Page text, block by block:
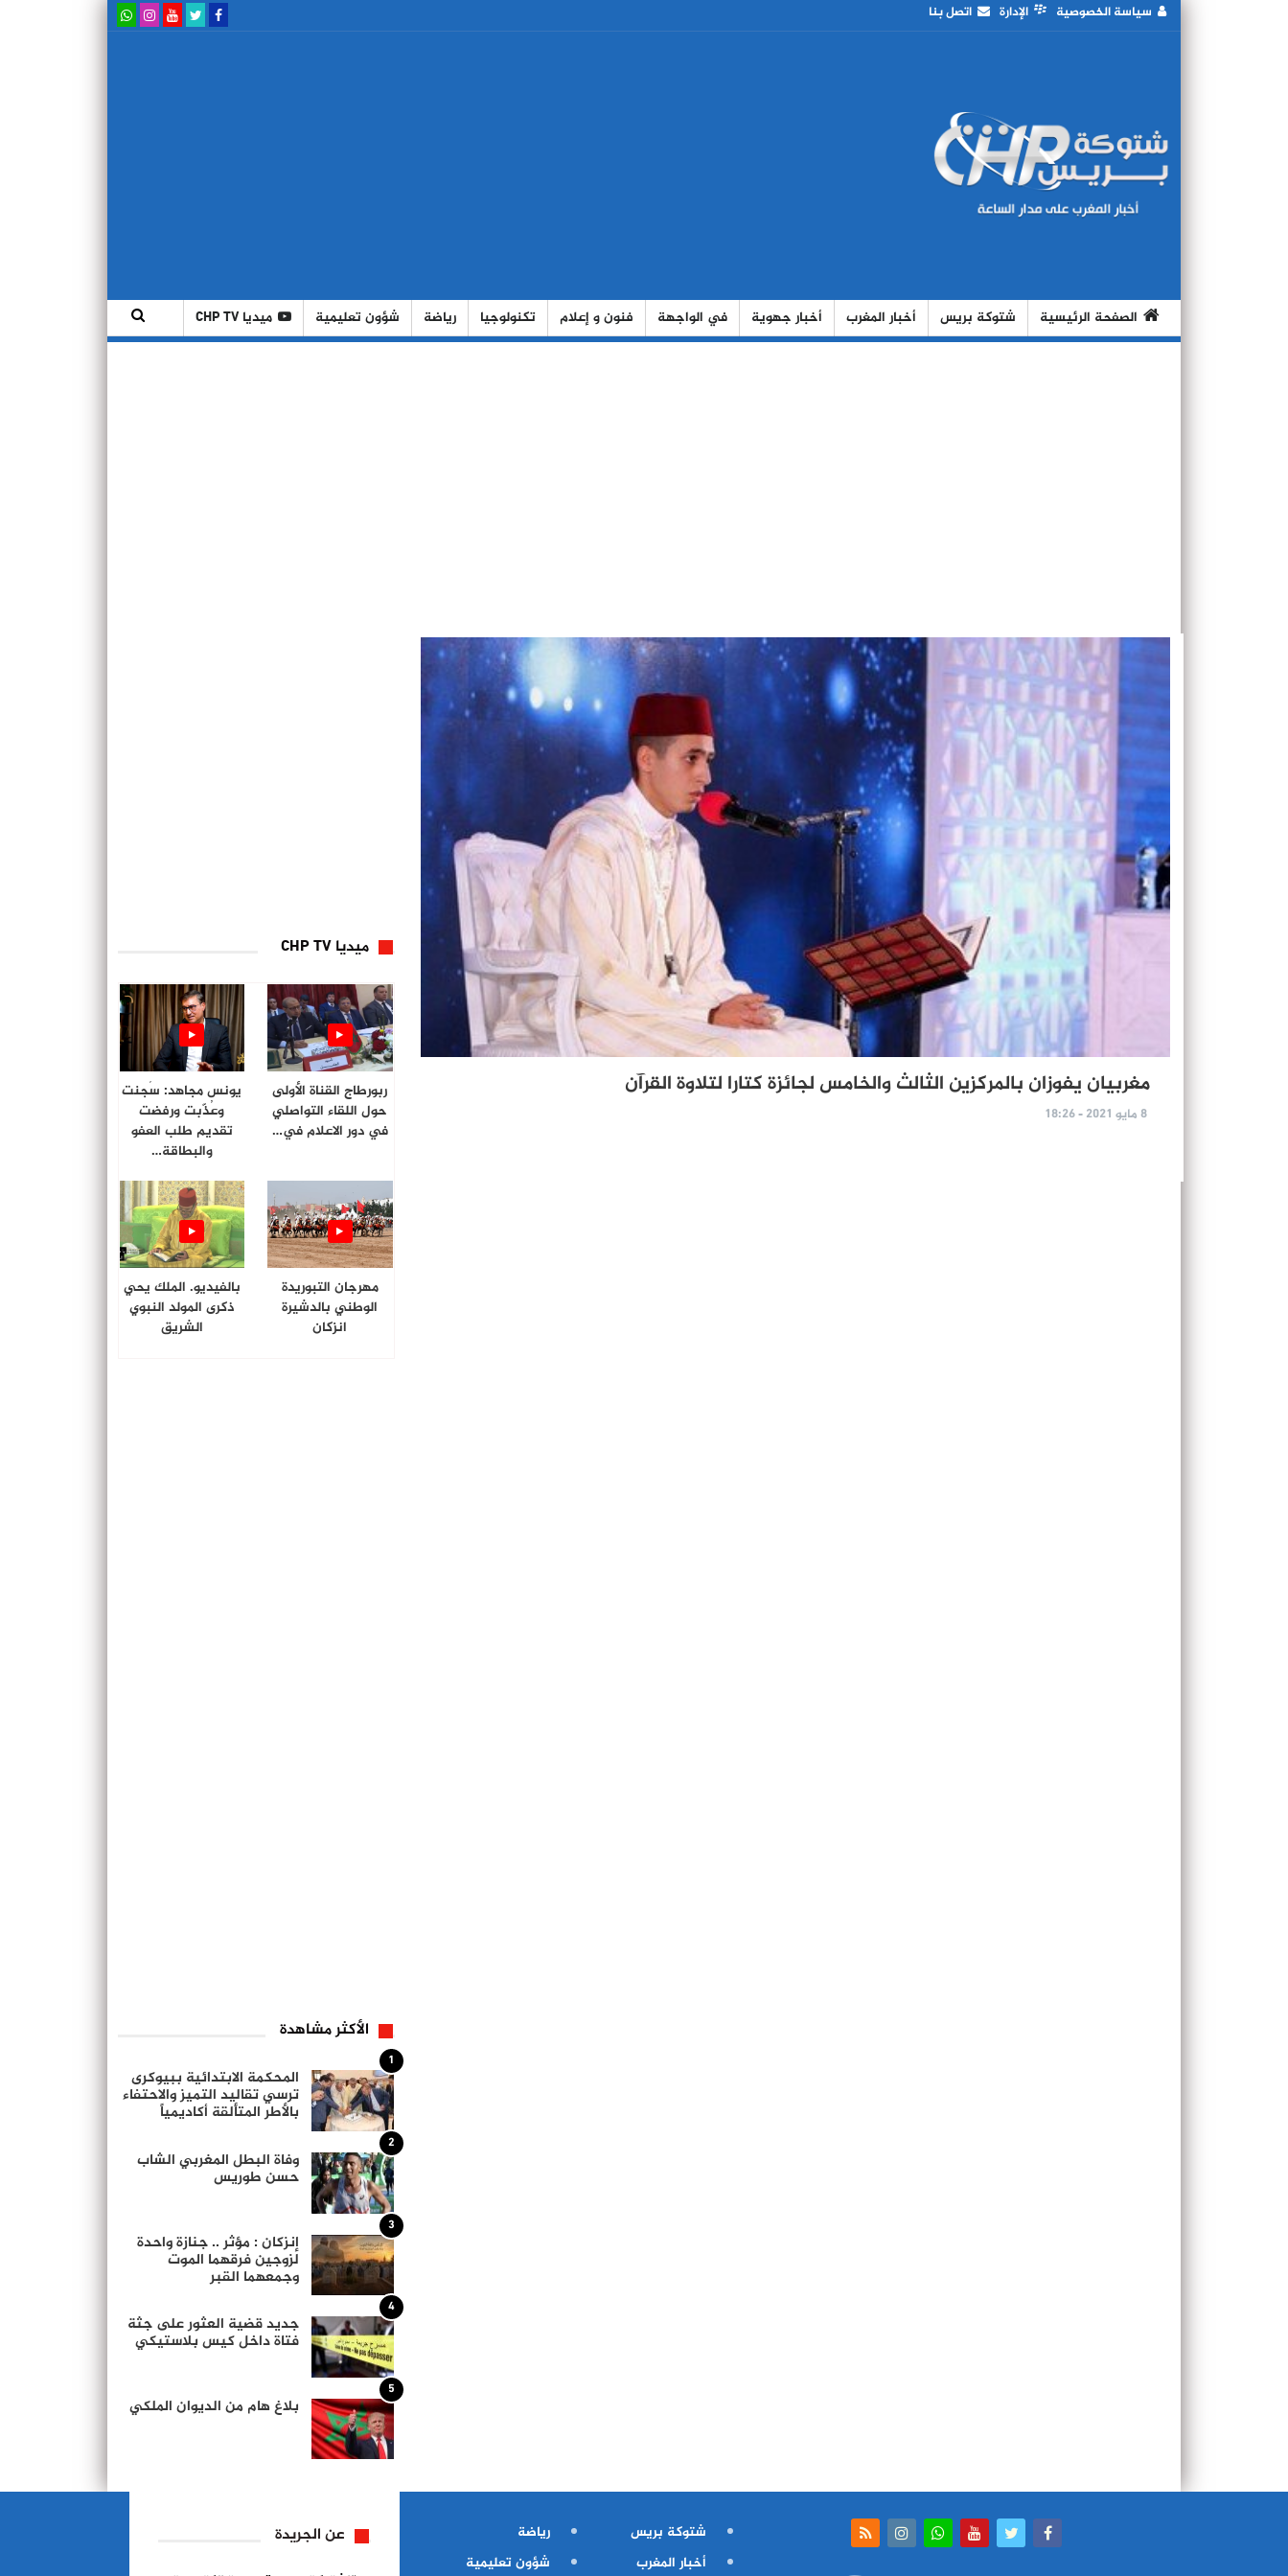
سياسة الخصوصية الإدارة اتصل بنا
الصفحة الرئيسية شتوكة بريس أخبار المغرب أخبار جهوية في الواجهة فنون و إعلام تكنولوجيا رياضة شؤون تعليمية ميديا CHP TV
مغربيان يفوزان بالمركزين الثالث والخامس لجائزة كتارا لتلاوة القرآن
8 مايو 2021 - 18:26
ميديا CHP TV
ربورطاج القناة الأولى
حول اللقاء التواصلي
في دور الاعلام في…
يونس مجاهد: سُجنت
وعُذّبت ورفضت
تقديم طلب العفو
والبطاقة…
مهرجان التبوريدة
الوطني بالدشيرة
انزكان
بالفيديو. الملك يحي
ذكرى المولد النبوي
الشريق
الأكثر مشاهدة
1
المحكمة الابتدائية ببيوكرى
ترسي تقاليد التميز والاحتفاء
بالأطر المتألقة أكاديمياً
2
وفاة البطل المغربي الشاب
حسن طوريس
3
إنزكان : مؤثر .. جنازة واحدة
لزوجين فرقهما الموت
وجمعهما القبر
4
جديد قضية العثور على جثة
فتاة داخل كيس بلاستيكي
5
بلاغ هام من الديوان الملكي
شتوكة بريس
أخبار المغرب
رياضة
شؤون تعليمية
عن الجريدة